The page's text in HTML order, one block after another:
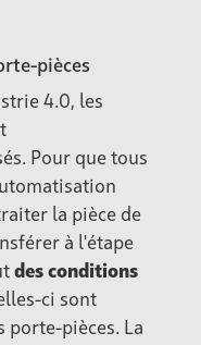
pièces
4.0, les
Pour que tous
la pièce de
à l'étape
des conditions
ci sont
porte-pièces. La